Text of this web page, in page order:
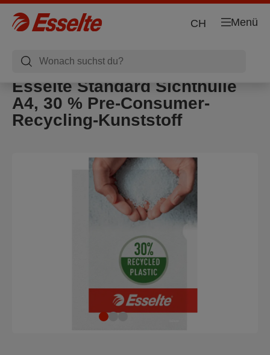
Menü
CH
Esselte Standard Sichthülle
A4, 30 % Pre-Consumer-
Recycling-Kunststoff